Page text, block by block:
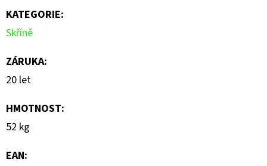
KATEGORIE:
Skříně
ZÁRUKA:
20 let
HMOTNOST:
52 kg
EAN: